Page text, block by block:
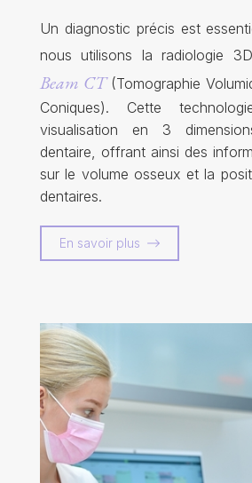
Un diagnostic précis est
nous utilisons la radiologie
Beam CT(Tomographie
Coniques). Cette
visualisation en 3
dentaire, offrant ainsi des
sur le volume osseux et la
dentaires.
En savoir plus